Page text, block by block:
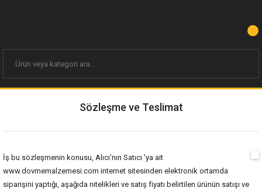
Sözleşme ve Teslimat
İş bu sözleşmenin konusu, Alıcı'nın Satıcı 'ya ait
www.dovmemalzemesi.com internet sitesinden elektronik ortamda
siparişini yaptığı, aşağıda nitelikleri ve satış fiyatı belirtilen ürünün satışı ve